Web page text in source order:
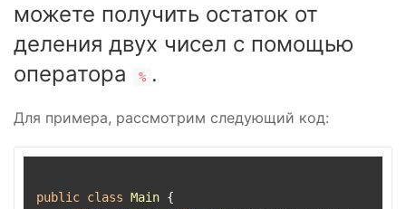
можете получить остаток от
деления двух чисел с помощью
оператора
% .
Для примера, рассмотрим следующий код:
public class Main {